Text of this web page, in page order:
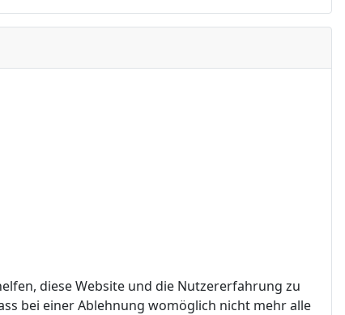
diese Website und die Nutzererfahrung zu
bei einer Ablehnung womöglich nicht mehr alle